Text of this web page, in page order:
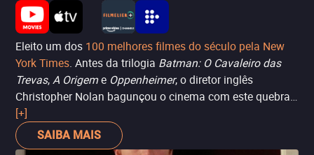
Eleito um dos 100 melhores filmes do século pela New
York Times. Antes da trilogia Batman: O Cavaleiro das
Trevas,A Origeme Oppenheimer, o diretor inglês
Christopher Nolan bagunçou o cinema com este quebra-
cabeça engenhoso.
que sofre de perda de memória recente e, mesmo assim,
tenta descobrir o assassino de sua mulher. A revolução
[+]
SAIBA MAIS